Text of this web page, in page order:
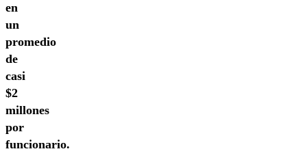
en
un
promedio
de
casi
$2
millones
por
funcionario.